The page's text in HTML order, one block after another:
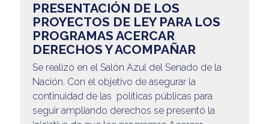
PRESENTACIÓN DE LOS
PROYECTOS DE LEY PARA LOS
PROGRAMAS ACERCAR
DERECHOS Y ACOMPAÑAR
Se realizó en el Salón Azul del Senado de la
Nación. Con el objetivo de asegurar la
continuidad de las políticas públicas para
seguir ampliando derechos se presentó la